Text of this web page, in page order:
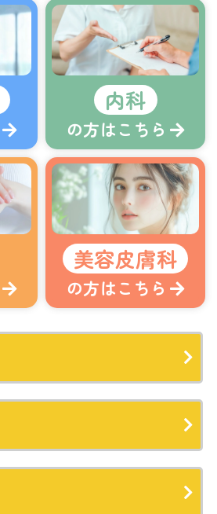
内科
の方はこちら
美容皮膚科
の方はこちら